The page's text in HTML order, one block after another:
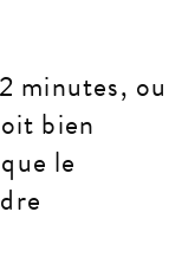
minutes, ou
bien
le